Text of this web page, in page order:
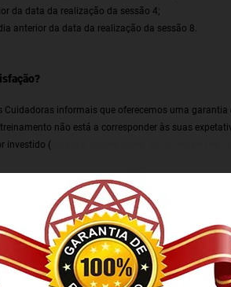
da data da realização da sessão 4;
anterior da data da realização da sessão 8.
informais que oferecemos uma garantia
não está a corresponder às suas
investido (